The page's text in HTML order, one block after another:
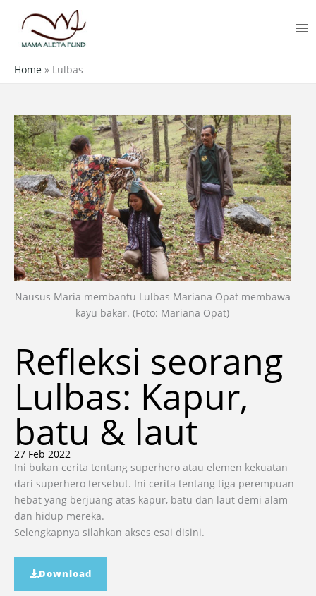
content
Home » Lulbas
Nausus Maria membantu Lulbas Mariana Opat membawa
kayu bakar. (Foto: Mariana Opat)
Refleksi seorang
Lulbas: Kapur,
batu & laut
27 Feb 2022
Ini bukan cerita tentang superhero atau elemen kekuatan
dari superhero tersebut. Ini cerita tentang tiga perempuan
hebat yang berjuang atas kapur, batu dan laut demi alam
dan hidup mereka.
Selengkapnya silahkan akses esai disini.
Download